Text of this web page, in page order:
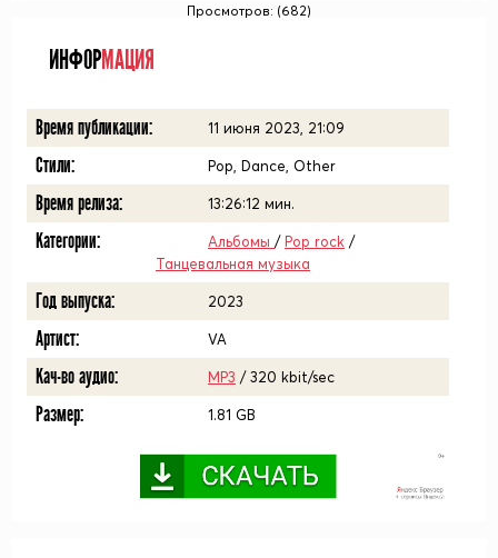
Просмотров: (682)
ИНФОРМАЦИЯ
Время публикации: 11 июня 2023, 21:09
Стили: Pop, Dance, Other
Время релиза: 13:26:12 мин.
Категории: Альбомы /Pop rock /
Танцевальная музыка
Год выпуска: 2023
Артист: VA
Кач-во аудио: MP3 / 320 kbit/sec
Размер: 1.81 GB